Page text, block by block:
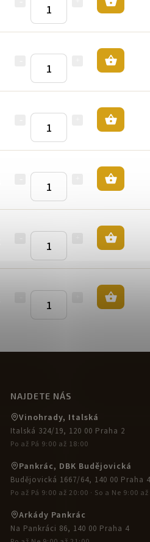
NAJDETE NÁS
Vinohrady, Italská
Italská 324/19, 120 00 Praha 2
Po až Pá 9:00 až 18:00
Pankrác, DBK Budějovická
Budějovická 1667/64, 140 00 Praha 4
Po až Pá 9:00 až 20:00 · So a Ne 9:00
Arkády Pankrác
Na Pankráci 86, 140 00 Praha 4